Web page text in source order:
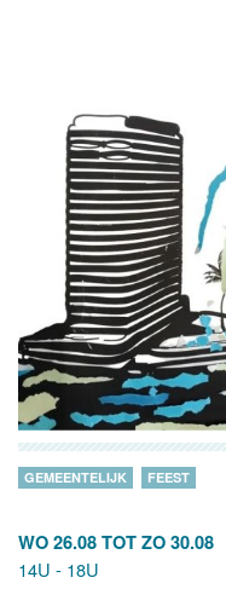
WO 26.08 TOT ZO 30.08
14U - 18U
GEMEENTELIJK FEEST